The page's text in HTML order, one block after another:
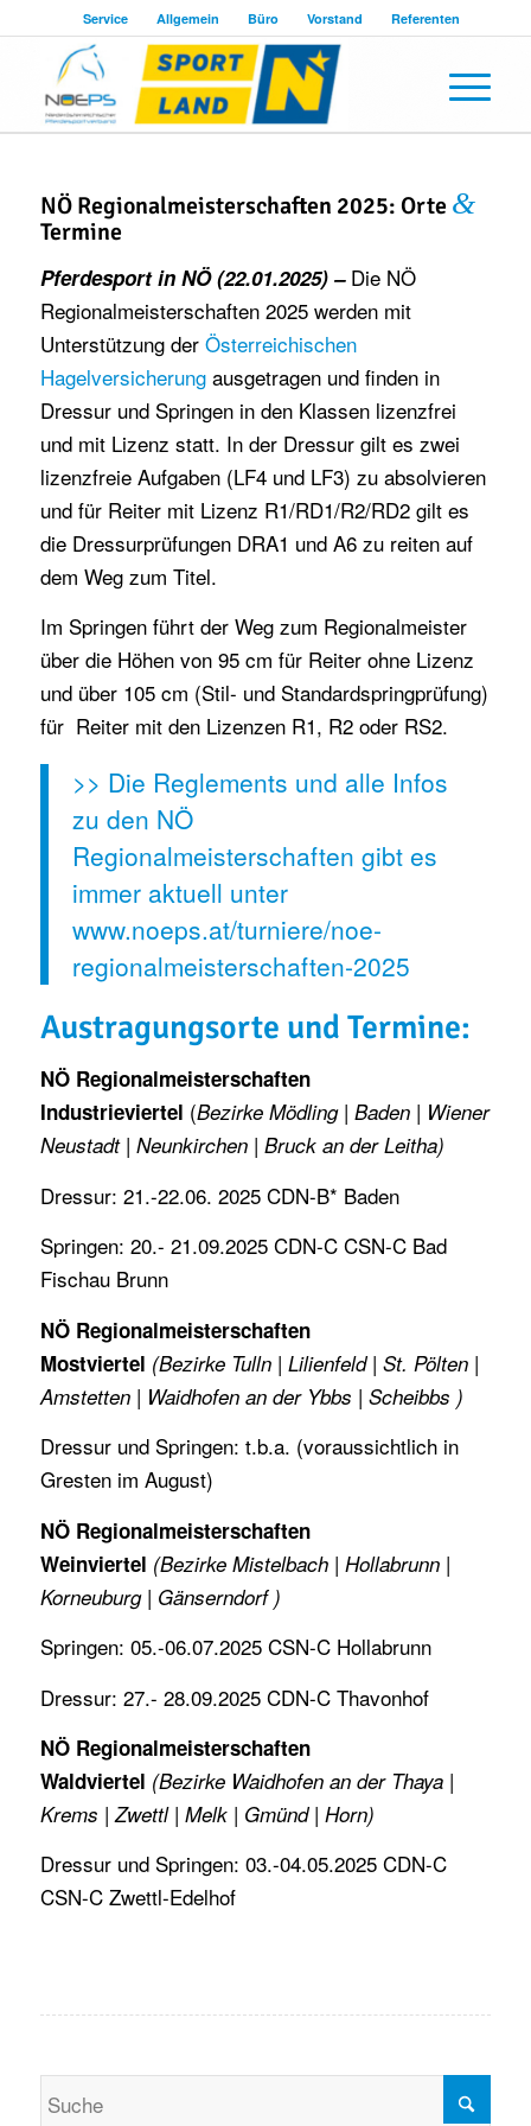
Service Allgemein Büro Vorstand Referenten
NÖ Regionalmeisterschaften 2025: Orte &
Termine
Pferdesport in NÖ (22.01.2025) –Die NÖ
Regionalmeisterschaften 2025 werden mit
Unterstützung der Österreichischen
Hagelversicherungausgetragen und finden in
Dressur und Springen in den Klassen lizenzfrei
und mit Lizenz statt. In der Dressur gilt es zwei
lizenzfreie Aufgaben (LF4 und LF3) zu absolvieren
und für Reiter mit Lizenz R1/RD1/R2/RD2 gilt es
die Dressurprüfungen DRA1 und A6 zu reiten auf
dem Weg zum Titel.
Im Springen führt der Weg zum Regionalmeister
über die Höhen von 95 cm für Reiter ohne Lizenz
und über 105 cm (Stil- und Standardspringprüfung)
für Reiter mit den Lizenzen R1, R2 oder RS2.
>> Die Reglements und alle Infos
zu den NÖ
Regionalmeisterschaften gibt es
immer aktuell unter
www.noeps.at/turniere/noe-
regionalmeisterschaften-2025
Austragungsorte und Termine:
NÖ Regionalmeisterschaften
Industrieviertel (Bezirke Mödling | Baden | Wiener
Neustadt | Neunkirchen | Bruck an der Leitha)
Dressur: 21.-22.06. 2025 CDN-B* Baden
Springen: 20.- 21.09.2025 CDN-C CSN-C Bad
Fischau Brunn
NÖ Regionalmeisterschaften
Mostviertel (Bezirke Tulln | Lilienfeld | St. Pölten |
Amstetten | Waidhofen an der Ybbs | Scheibbs )
Dressur und Springen: t.b.a. (voraussichtlich in
Gresten im August)
NÖ Regionalmeisterschaften
Weinviertel (Bezirke Mistelbach | Hollabrunn |
Korneuburg | Gänserndorf )
Springen: 05.-06.07.2025 CSN-C Hollabrunn
Dressur: 27.- 28.09.2025 CDN-C Thavonhof
NÖ Regionalmeisterschaften
Waldviertel (Bezirke Waidhofen an der Thaya |
Krems | Zwettl | Melk | Gmünd | Horn)
Dressur und Springen: 03.-04.05.2025 CDN-C
CSN-C Zwettl-Edelhof